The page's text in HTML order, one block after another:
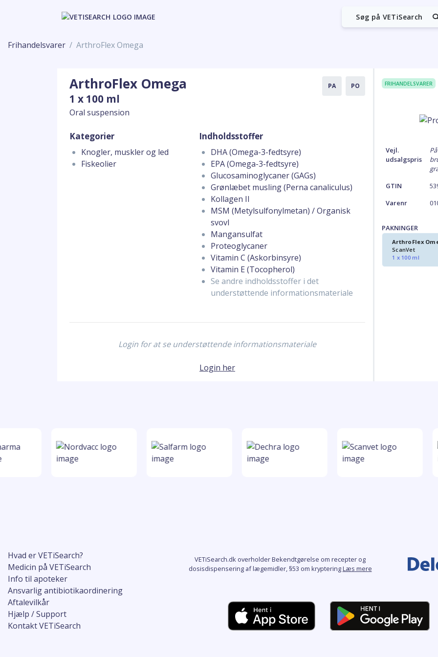
Søg på VETiSearch
Frihandelsvarer ArthroFlex Omega
ArthroFlex Omega
1 x 100 ml
Oral suspension
PA PO
Kategorier
Knogler, muskler og led
Fiskeolier
Indholdsstoffer
DHA (Omega-3-fedtsyre)
EPA (Omega-3-fedtsyre)
Glucosaminoglycaner (GAGs)
Grønlæbet musling (Perna canaliculus)
Kollagen II
MSM (Metylsulfonylmetan) / Organisk
svovl
Mangansulfat
Proteoglycaner
Vitamin C (Askorbinsyre)
Vitamin E (Tocopherol)
Se andre indholdsstoffer i det
understøttende informationsmateriale
Login for at se understøttende informationsmateriale
Login her
FRIHANDELSVARER
Vejl.
udsalgspris
GTIN
Varenr
PAKNINGER
ArthroFlex
ScanVet
1 x 100 ml
Hvad er VETiSearch?
Medicin på VETiSearch
Info til apoteker
Ansvarlig antibiotikaordinering
Aftalevilkår
Hjælp / Support
Kontakt VETiSearch
VETiSearch.dk overholder Bekendtgørelse om recepter og
dosisdispensering af lægemidler, §53 om krypteringLæs mere